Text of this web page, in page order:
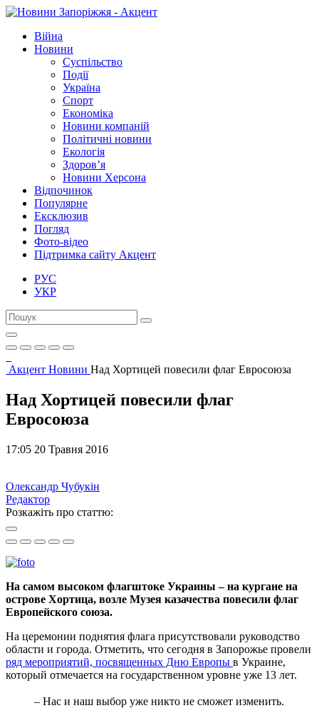
Війна
Новини
Суспільство
Події
Україна
Спорт
Економіка
Новини компаній
Політичні новини
Екологія
Здоров’я
Новини Херсона
Відпочинок
Популярне
Ексклюзив
Погляд
Фото-відео
Підтримка сайту Акцент
РУС
УКР
Акцент Новини Над Хортицей повесили флаг Евросоюза
Над Хортицей повесили флаг
Евросоюза
17:05 20 Травня 2016
Олександр Чубукін
Редактор
Розкажіть про статтю:
На самом высоком флагштоке Украины – на кургане на
острове Хортица, возле Музея казачества повесили флаг
Европейского союза.
На церемонии поднятия флага присутствовали руководство
области и города. Отметить, что сегодня в Запорожье провели
ряд мероприятий, посвященных Дню Европы в Украине,
который отмечается на государственном уровне уже 13 лет.
– Нас и наш выбор уже никто не сможет изменить.